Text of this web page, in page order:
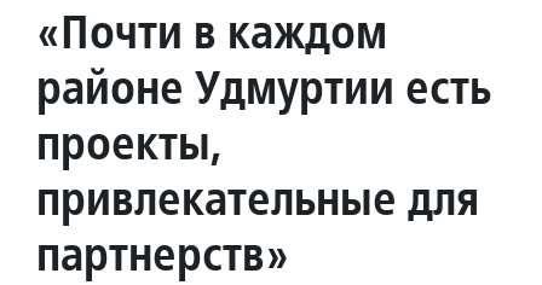
«Почти в каждом
районе Удмуртии есть
проекты,
привлекательные для
партнерств»